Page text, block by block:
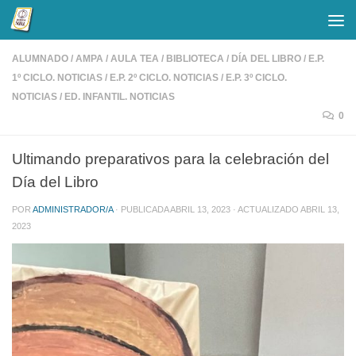
Saltar al contenido
ALUMNADO / AMPA / AULA TEA / BIBLIOTECA / DÍA DEL LIBRO / E.P.
1º CICLO. NOTICIAS / E.P. 2º CICLO. NOTICIAS / E.P. 3º CICLO.
NOTICIAS / ED. INFANTIL. NOTICIAS
0
Ultimando preparativos para la celebración del
Día del Libro
POR ADMINISTRADOR/A · PUBLICADAABRIL 13, 2023 · ACTUALIZADO ABRIL 13,
2023